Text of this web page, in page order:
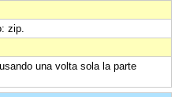
zip.
una volta sola la parte